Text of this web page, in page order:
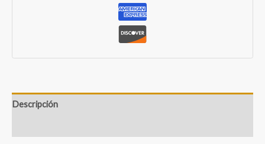
Descripción